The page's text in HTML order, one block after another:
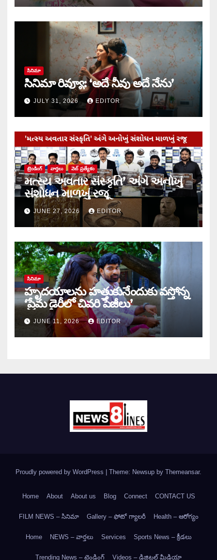
సినిమా
సినిమా రివ్యూ: ‘అదే నీవు అదే నేను’
JULY 31, 2026 EDITOR
ట్రెండింగ్ వార్త‌లు వెబ్ ప్రత్యేకం
મત્સ્ય અવતાર સંસ્કૃતિ’ અંગે અનોખું
સંશોધન માળખું રજૂ
JUNE 27, 2026 EDITOR
సినిమా
హృదయాలను హత్తుకునేందుకు వస్తోన్న
‘ప్రేమ డైరీలో చివరి పేజీలు’
JUNE 11, 2026 EDITOR
Proudly powered by WordPress Theme: Newsup by Themeansar.
Home About About us Blog Connect CONTACT US
FILM NEWS – సినిమా Gallery – ఫోటో గ్యాలరీ Health – ఆరోగ్యం
Home NEWS – వార్త‌లు Services Sports News – క్రీడలు
Trending News – ట్రెండింగ్ Videos – డిజిటల్ మీడియా